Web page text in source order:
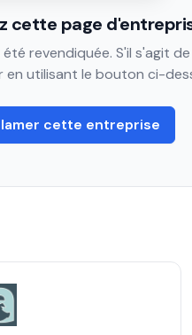
cette page
revendiquée. S'il s'agit
en utilisant le bouton ci-
cette entreprise